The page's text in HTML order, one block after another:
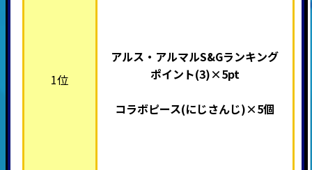
1位
アルス・アルマルS&Gランキング
ポイント(3)×5pt
コラボピース(にじさんじ)×5個